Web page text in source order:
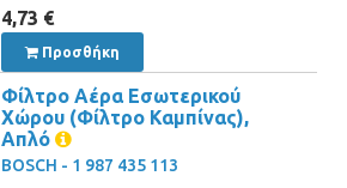
4,73 €
Προσθήκη
Φίλτρο Αέρα Εσωτερικού
Χώρου (Φίλτρο Καμπίνας),
Απλό
BOSCH - 1 987 435 113